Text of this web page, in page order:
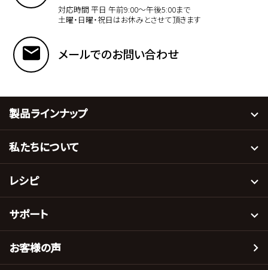
対応時間 平日 午前9:00〜午後5:00まで
土曜・日曜・祝日はお休みとさせて頂きます
メールでのお問い合わせ
製品ラインナップ
私たちについて
レシピ
サポート
お客様の声